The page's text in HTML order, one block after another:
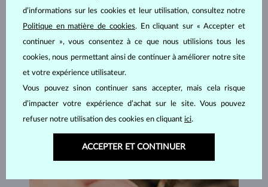
d’informations sur les cookies et leur utilisation, consultez notre
Politique en matière de cookies. En cliquant sur « Accepter et
continuer », vous consentez à ce que nous utilisions tous les
cookies, nous permettant ainsi de continuer à améliorer notre site
et votre expérience utilisateur.
Vous pouvez sinon continuer sans accepter, mais cela risque
d’impacter votre expérience d’achat sur le site. Vous pouvez
refuser notre utilisation des cookies en cliquant ici.
ACCEPTER ET CONTINUER